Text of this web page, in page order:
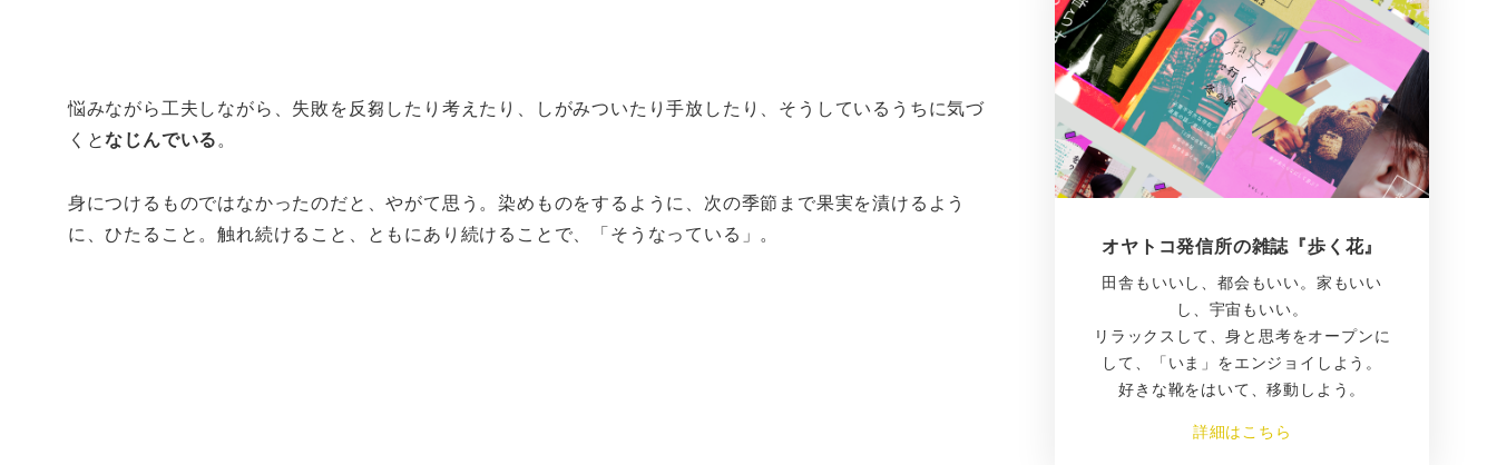
悩みながら工夫しながら、失敗を反芻したり考えたり、しがみついたり手放したり、そうしているうちに気づ
くとなじんでいる。
身につけるものではなかったのだと、やがて思う。染めものをするように、次の季節まで果実を漬けるよう
に、ひたること。触れ続けること、ともにあり続けることで、「そうなっている」。
オヤトコ発信所の雑誌『歩く花』
田舎もいいし、都会もいい。家もいい
し、宇宙もいい。
リラックスして、身と思考をオープンに
して、「いま」をエンジョイしよう。
好きな靴をはいて、移動しよう。
詳細はこちら